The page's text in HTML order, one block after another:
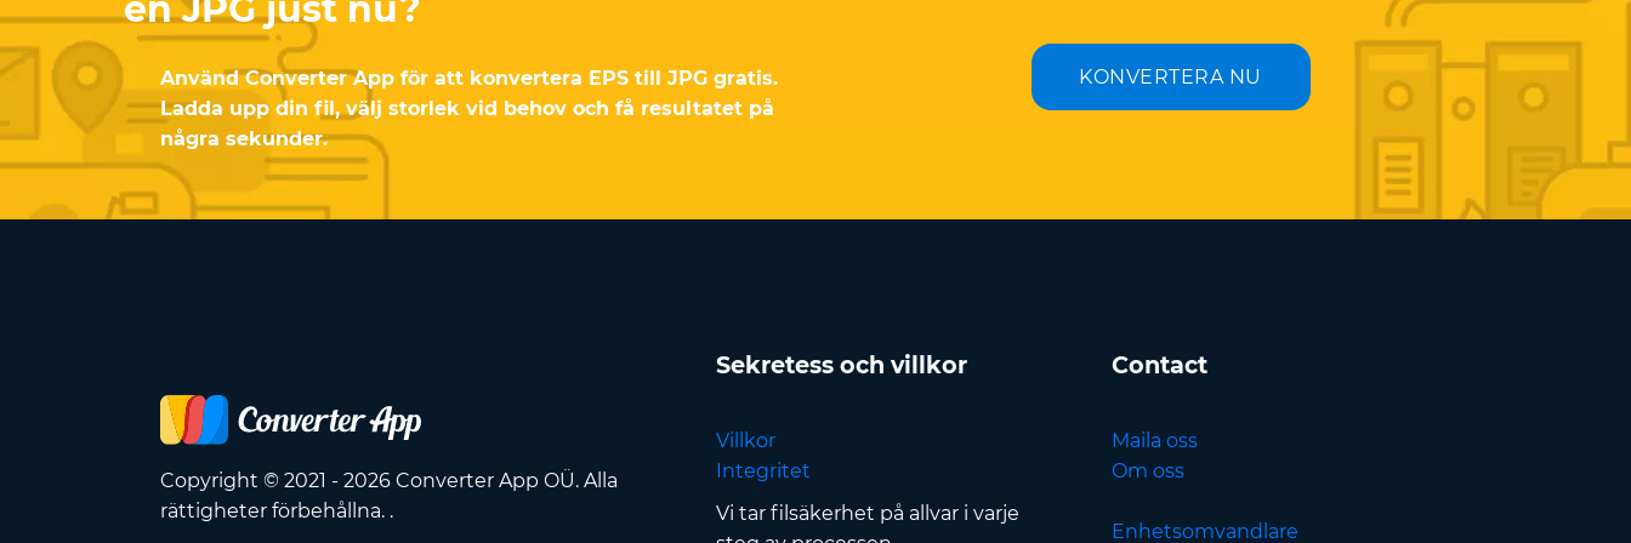
en JPG just nu?
Använd Converter App för att konvertera EPS till JPG gratis.
Ladda upp din fil, välj storlek vid behov och få resultatet på
några sekunder.
KONVERTERA NU
Copyright © 2021 - 2026 Converter App OÜ. Alla
rättigheter förbehållna. .
Sekretess och villkor
Villkor
Integritet
Vi tar filsäkerhet på allvar i varje
Contact
Maila oss
Om oss
Enhetsomvandlare